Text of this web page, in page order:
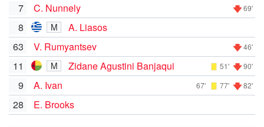
7 C. Nunnely 69'
8 M
A. Liasos
63
V. Rumyantsev 46'
11 M Zidane Agustini Banjaqui 51' 90'
9 A. Ivan 67' 77' 82'
28 E. Brooks